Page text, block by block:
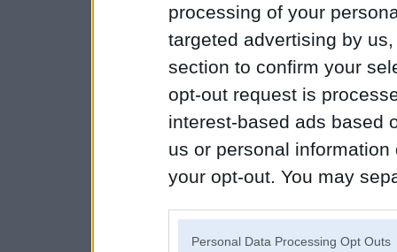
processing of your
targeted advertising by
section to confirm your
opt-out request is
interest-based ads based
us or personal
your opt-out. You may
Personal Data Processing Opt Outs